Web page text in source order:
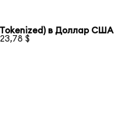
в Доллар США
$